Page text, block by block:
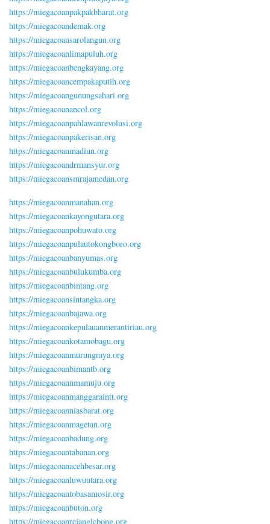
https://miegacoanpakpakbharat.org
https://miegacoandemak.org
https://miegacoansarolangun.org
https://miegacoanlimapuluh.org
https://miegacoanbengkayang.org
https://miegacoancempakaputih.org
https://miegacoangunungsahari.org
https://miegacoanancol.org
https://miegacoanpahlawanrevolusi.org
https://miegacoanpakerisan.org
https://miegacoanmadiun.org
https://miegacoandrmansyur.org
https://miegacoansmrajamedan.org
https://miegacoanmanahan.org
https://miegacoankayongutara.org
https://miegacoanpohuwato.org
https://miegacoanpulautokongboro.org
https://miegacoanbanyumas.org
https://miegacoanbulukumba.org
https://miegacoanbintang.org
https://miegacoansintangka.org
https://miegacoanbajawa.org
https://miegacoankepulauanmerantiriau.org
https://miegacoankotamobagu.org
https://miegacoanmurungraya.org
https://miegacoanbimantb.org
https://miegacoannmamuju.org
https://miegacoanmanggaraintt.org
https://miegacoanniasbarat.org
https://miegacoanmagetan.org
https://miegacoanbadung.org
https://miegacoantabanan.org
https://miegacoanacehbesar.org
https://miegacoanluwuutara.org
https://miegacoantobasamosir.org
https://miegacoanbuton.org
https://miegacoanrejanglebong.org